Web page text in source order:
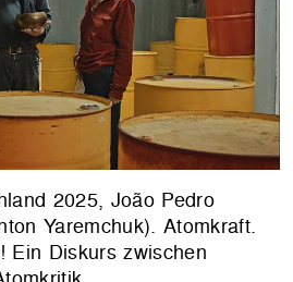
2025, João Pedro
Yaremchuk). Atomkraft.
Ein Diskurs zwischen